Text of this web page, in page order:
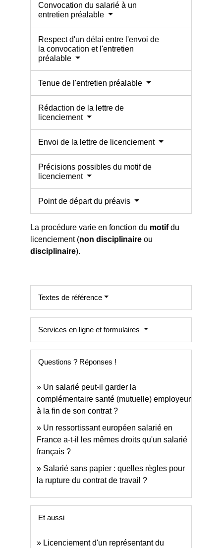
Convocation du salarié à un
entretien préalable
Respect d'un délai entre l'envoi de
la convocation et l'entretien
préalable
Tenue de l'entretien préalable
Rédaction de la lettre de
licenciement
Envoi de la lettre de licenciement
Précisions possibles du motif de
licenciement
Point de départ du préavis
La procédure varie en fonction du motifdu
licenciement (non disciplinaire ou
disciplinaire).
Textes de référence
Services en ligne et formulaires
Questions ? Réponses !
Un salarié peut-il garder la
complémentaire santé (mutuelle) employeur
à la fin de son contrat ?
Un ressortissant européen salarié en
France a-t-il les mêmes droits qu'un salarié
français ?
Salarié sans papier : quelles règles pour
la rupture du contrat de travail ?
Et aussi
Licenciement d'un représentant du